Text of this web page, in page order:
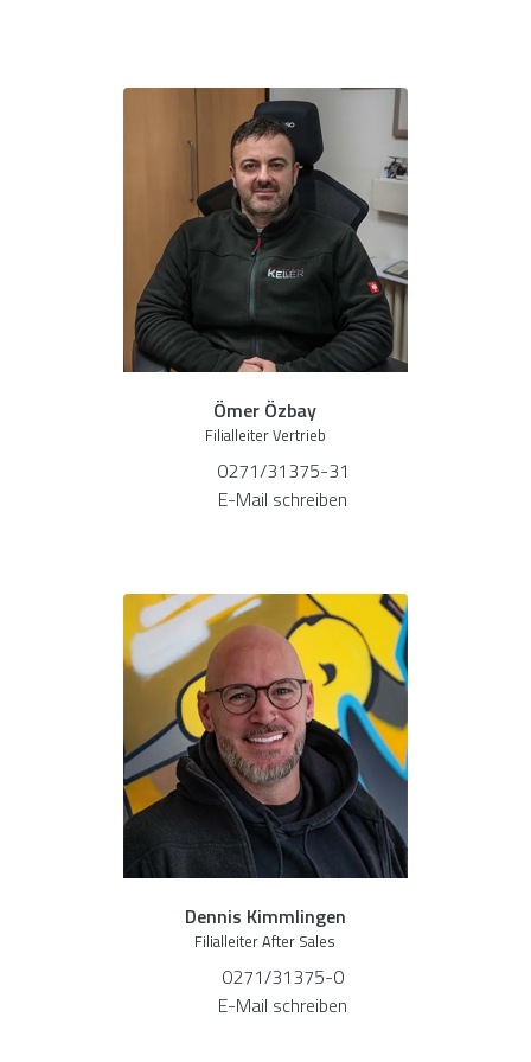
Ömer Özbay
Filialleiter Vertrieb
0271/31375-31
E-Mail schreiben
Dennis Kimmlingen
Filialleiter After Sales
0271/31375-0
E-Mail schreiben